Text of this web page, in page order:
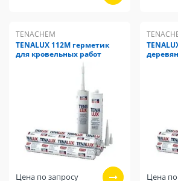
TENACHEM
TENALUX 112M герметик
для кровельных работ
Цена по запросу Цена